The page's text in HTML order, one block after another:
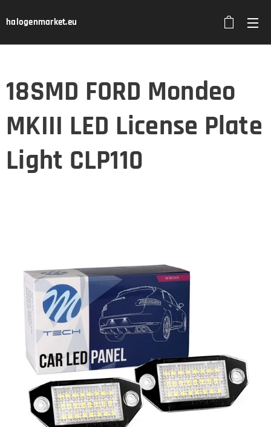
halogenmarket.eu
18SMD FORD Mondeo
MKIII LED License Plate
Light CLP110